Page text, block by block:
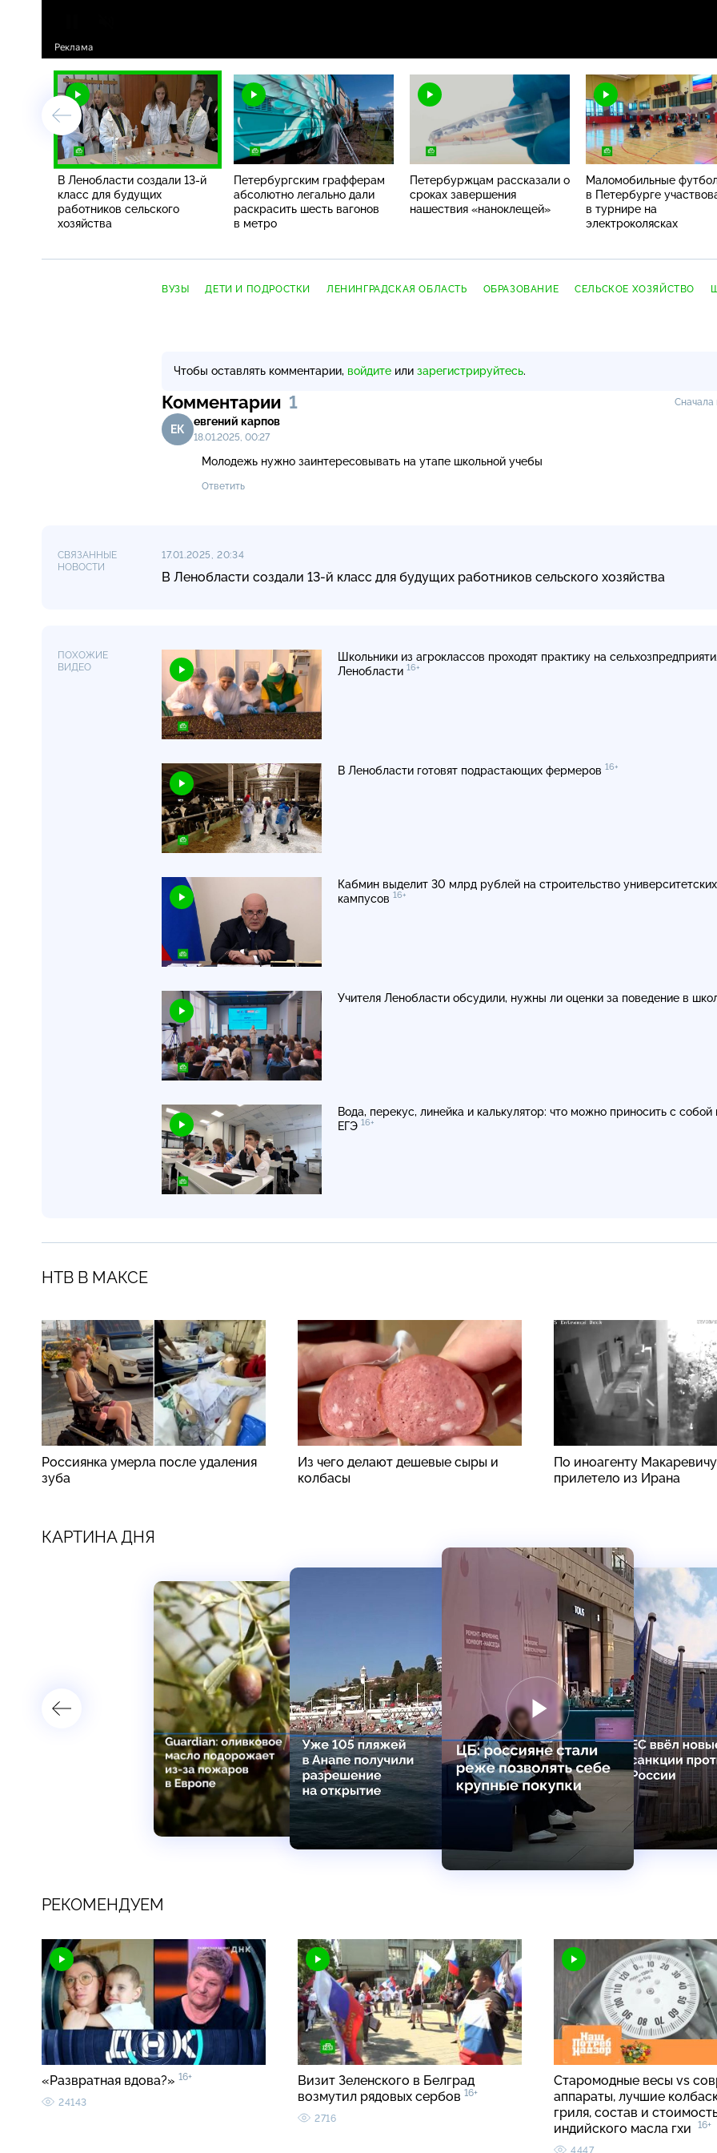
В Ленобласти создали 13-й
класс для будущих
работников сельского
хозяйства
Петербургским графферам
абсолютно легально дали
раскрасить шесть вагонов
в метро
Петербуржцам рассказали о
сроках завершения
нашествия «наноклещей»
Маломобильные
в Петербурге
в турнире на
электроколясках
ВУЗЫ ДЕТИ И ПОДРОСТКИ ЛЕНИНГРАДСКАЯ ОБЛАСТЬ ОБРАЗОВАНИЕ СЕЛЬСКОЕ ХОЗЯЙСТВО
Чтобы оставлять комментарии, войдите или зарегистрируйтесь.
Комментарии 1 Сначала
ЕК
евгений карпов
18.01.2025, 00:27
Молодежь нужно заинтересовывать на утапе школьной учебы
Ответить
СВЯЗАННЫЕ
НОВОСТИ
17.01.2025, 20:34
В Ленобласти создали 13-й класс для будущих работников сельского хозяйства
ПОХОЖИЕ
ВИДЕО
Школьники из агроклассов проходят практику на
Ленобласти 16+
В Ленобласти готовят подрастающих фермеров 16+
Кабмин выделит 30 млрд рублей на строительство университетских
кампусов 16+
Учителя Ленобласти обсудили, нужны ли оценки за поведение в
Вода, перекус, линейка и калькулятор: что можно приносить с собой
ЕГЭ 16+
НТВ В МАКСЕ
Россиянка умерла после удаления
зуба
Из чего делают дешевые сыры и
колбасы
По иноагенту Макаревичу
прилетело из Ирана
КАРТИНА ДНЯ
РЕКОМЕНДУЕМ
«Развратная вдова?» 16+
24143
Визит Зеленского в Белград
возмутил рядовых сербов 16+
2716
Старомодные весы vs
аппараты, лучшие
гриля, состав и
индийского масла гхи
16+